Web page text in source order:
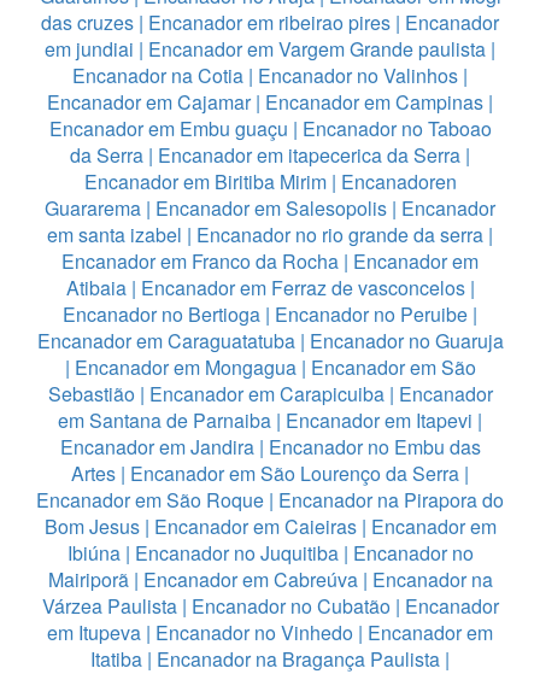
das cruzes | Encanador em ribeirao pires | Encanador
em jundiai | Encanador em Vargem Grande paulista |
Encanador na Cotia | Encanador no Valinhos |
Encanador em Cajamar| Encanador em Campinas |
Encanador em Embu guaçu | Encanador no Taboao
da Serra | Encanador em itapecerica da Serra |
Encanador em Biritiba Mirim| Encanadoren
Guararema | Encanador em Salesopolis | Encanador
em santa izabel | Encanador no rio grande da serra |
Encanador em Franco da Rocha | Encanador em
Atibaia| Encanador em Ferraz de vasconcelos|
Encanador no Bertioga | Encanador no Peruibe |
Encanador em Caraguatatuba| Encanador no Guaruja
| Encanador em Mongagua| Encanador em São
Sebastião| Encanador em Carapicuiba| Encanador
em Santana de Parnaiba | Encanador em Itapevi |
Encanador em Jandira| Encanador no Embu das
Artes | Encanador em São Lourenço da Serra |
Encanador em São Roque | Encanador na Pirapora do
Bom Jesus| Encanador em Caieiras| Encanador em
Ibiúna| Encanador no Juquitiba| Encanador no
Mairiporã| Encanador em Cabreúva| Encanador na
Várzea Paulista| Encanador no Cubatão| Encanador
em Itupeva | Encanador no Vinhedo | Encanador em
Itatiba | Encanador na Bragança Paulista |